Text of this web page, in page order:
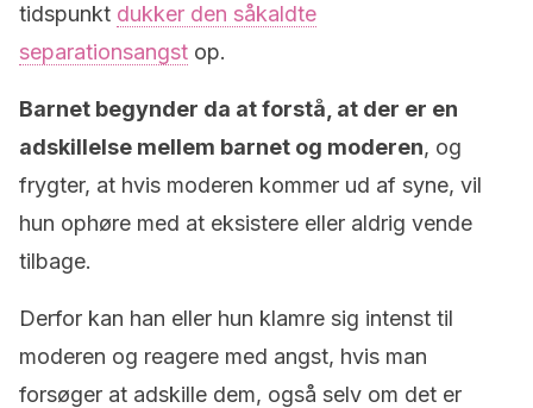
tidspunkt dukker den såkaldte
separationsangst op.
Barnet begynder da at forstå, at der er en
adskillelse mellem barnet og moderen, og
frygter, at hvis moderen kommer ud af syne, vil
hun ophøre med at eksistere eller aldrig vende
tilbage.
Derfor kan han eller hun klamre sig intenst til
moderen og reagere med angst, hvis man
forsøger at adskille dem, også selv om det er